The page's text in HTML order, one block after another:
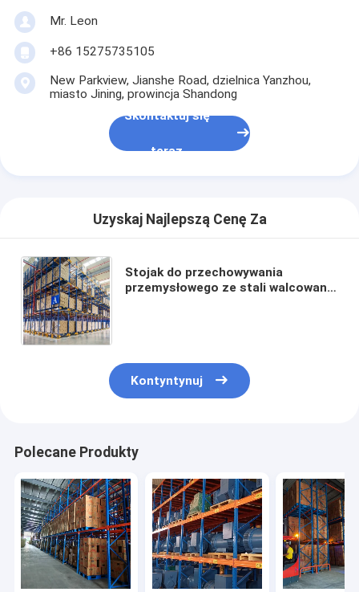
półki na wahadłowce
bardzo wąskie nawy.
Stojak na antresję
Platforma konstrukcji stalowej
Metalowe pudełko na palety
Klatki z sieci drukowanej
Mr. Leon
+86 15275735105
New Parkview, Jianshe Road, dzielnica Yanzhou,
miasto Jining, prowincja Shandong
Skontaktuj się
teraz
Uzyskaj Najlepszą Cenę Za
Stojak do przechowywania
przemysłowego ze stali walcowanej
Kontyntynuj
Polecane Produkty